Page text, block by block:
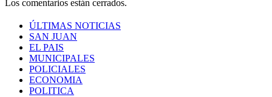
Los comentarios están cerrados.
ÚLTIMAS NOTICIAS
SAN JUAN
EL PAIS
MUNICIPALES
POLICIALES
ECONOMIA
POLITICA